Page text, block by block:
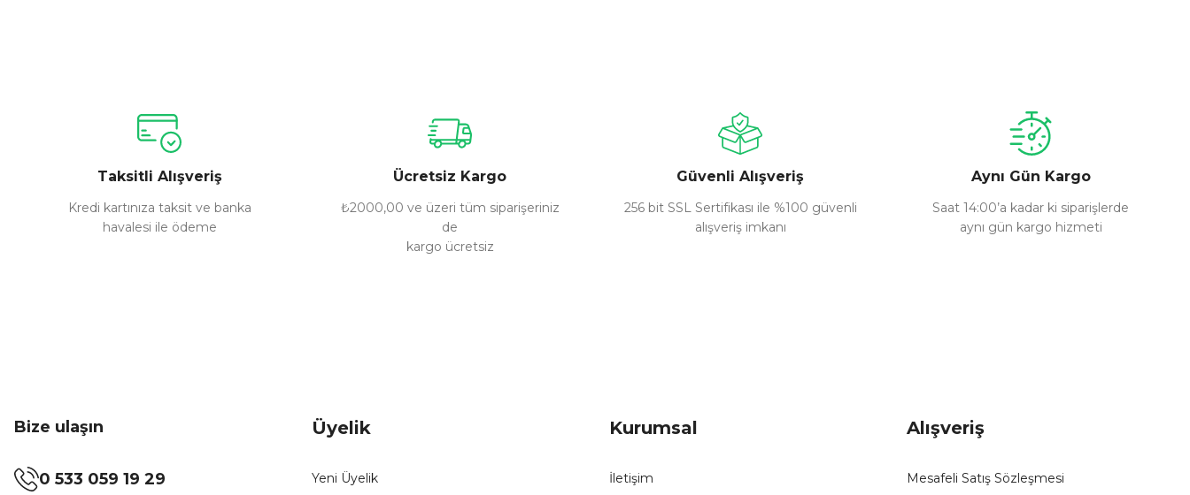
Ürün açıklamasında eksik bilgiler bulunuyor.
Ürün bilgilerinde hatalar bulunuyor.
Ürün fiyatı diğer sitelerden daha pahalı.
Bu ürüne benzer farklı alternatifler olmalı.
Taksitli Alışveriş
Kredi kartınıza taksit ve banka
havalesi ile ödeme
Ücretsiz Kargo
₺2000,00 ve üzeri tüm siparişeriniz
de
kargo ücretsiz
Güvenli Alışveriş
256 bit SSL Sertifikası ile %100 güvenli
alışveriş imkanı
Aynı Gün Kargo
Saat 14:00’a kadar ki siparişlerde
aynı gün kargo hizmeti
Bize ulaşın
0 533 059 19 29
Üyelik
Yeni Üyelik
Kurumsal
İletişim
Alışveriş
Mesafeli Satış Sözleşmesi